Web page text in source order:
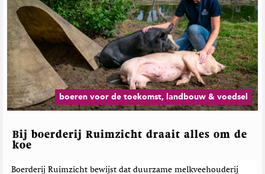
h
i
u
s
s
n
a
r
t
h
M
a
g
a
z
i
e
e
e
d
b
e
boeren voor de toekomst, landbouw & voedsel
Bij boerderij Ruimzicht draait alles om de
koe
Boerderij Ruimzicht bewijst dat duurzame melkveehouderij